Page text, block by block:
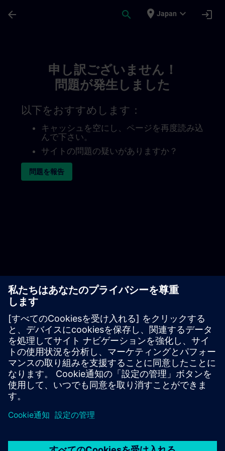
arrow_back search place Japan expand_more login
申し訳ございません！
問題が発生しました
以下をおすすめします：
キャッシュを空にし、ページを再度読み込
んで下さい。
サイトの問題の疑いがありますか？
問題を報告